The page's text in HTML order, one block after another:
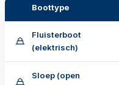
Boottype
Fluisterboot
(elektrisch)
Sloep (open